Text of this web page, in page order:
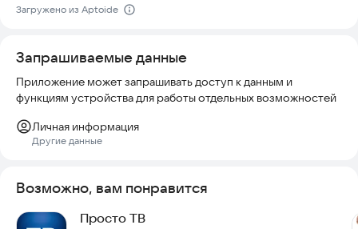
Загружено из Aptoide
Запрашиваемые данные
Приложение может запрашивать доступ к данным и
функциям устройства для работы отдельных возможностей
Личная информация
Другие данные
Возможно, вам понравится
Просто ТВ